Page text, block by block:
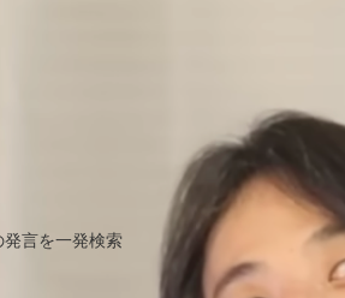
発言を一発検索